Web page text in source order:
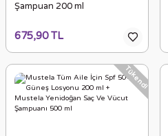
Şampuan 200 ml
675,90 TL
Tükendi